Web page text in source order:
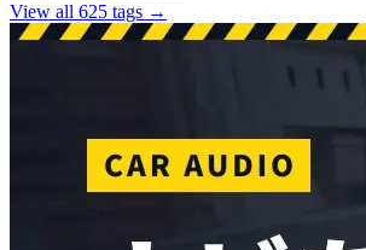
View all 625 tags →